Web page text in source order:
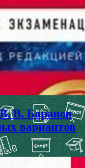
В. Баранов
вариантов